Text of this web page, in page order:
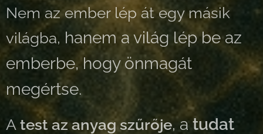
Nem az ember lép át egy másik
világba, hanem a világ lép be az
emberbe, hogy önmagát
megértse.
A test az anyag szűrője,a tudat